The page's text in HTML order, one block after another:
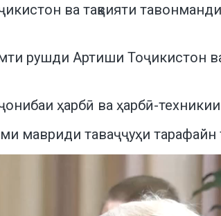
ва тақвияти
рушди Артиши Тоҷикистон
ҳарбӣ ва ҳарбӣ-
мавриди таваҷҷуҳи